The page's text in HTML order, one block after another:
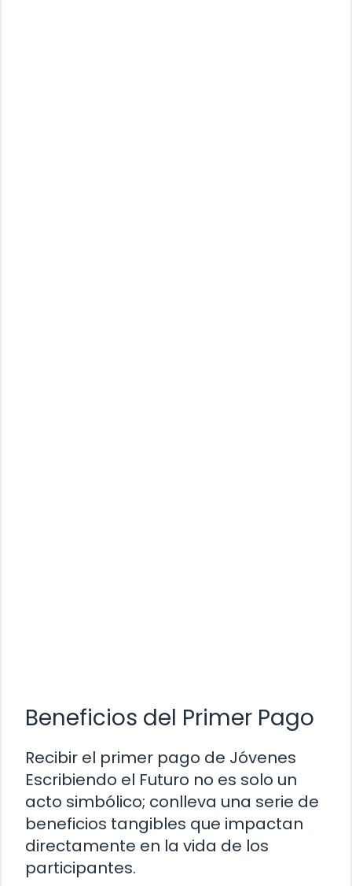
Beneficios del Primer Pago
Recibir el primer pago de Jóvenes
Escribiendo el Futuro no es solo un
acto simbólico; conlleva una serie de
beneficios tangibles que impactan
directamente en la vida de los
participantes.